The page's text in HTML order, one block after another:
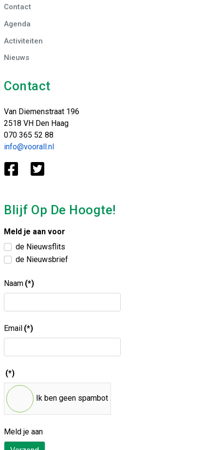
Contact
Agenda
Activiteiten
Nieuws
Contact
Van Diemenstraat 196
2518 VH Den Haag
070 365 52 88
info@voorall.nl
Blijf Op De Hoogte!
Meld je aan voor
de Nieuwsflits
de Nieuwsbrief
Naam (*)
Email (*)
(*)
Ik ben geen spambot
Meld je aan